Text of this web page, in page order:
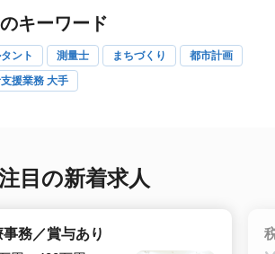
キーワード
ント 測量士 まちづくり
都市計画
援業務 大手
目の新着求人
務／賞与あり